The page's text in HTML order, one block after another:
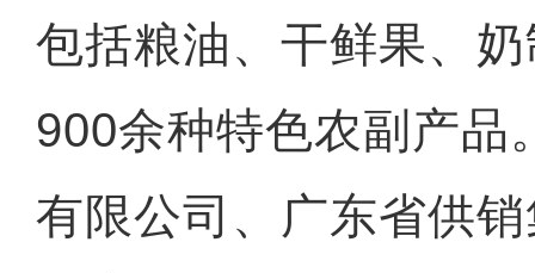
包括粮油、干鲜果、
900余种特色农副产品
有限公司、广东省供